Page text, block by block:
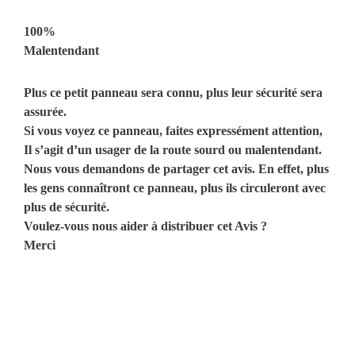
100%
Malentendant
Plus ce petit panneau sera connu, plus leur sécurité sera
assurée.
Si vous voyez ce panneau, faites expressément attention,
Il s’agit d’un usager de la route sourd ou malentendant.
Nous vous demandons de partager cet avis. En effet, plus
les gens connaîtront ce panneau, plus ils circuleront avec
plus de sécurité.
Voulez-vous nous aider à distribuer cet Avis ?
Merci